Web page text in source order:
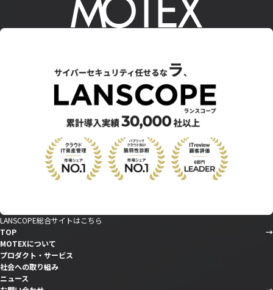
LANSCOPE総合サイトはこちら
TOP
MOTEXについて
プロダクト・サービス
社会への取り組み
ニュース